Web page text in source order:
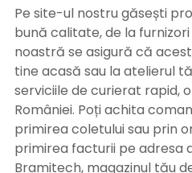
Pe site-ul nostru găsești
bună calitate, de la
noastră se asigură că
tine acasă sau la atelierul
serviciile de curierat rapid,
României. Poți achita
primirea coletului sau prin
primirea facturii pe adresa
Bramitech, magazinul tău